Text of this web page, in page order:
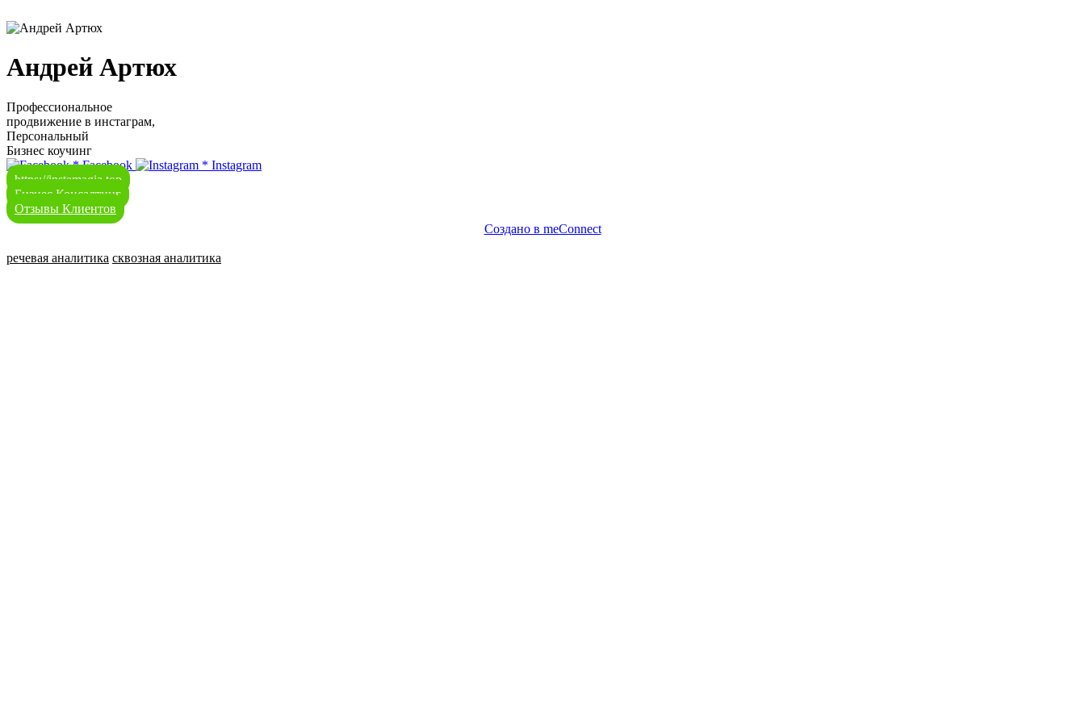
Андрей Артюх
Профессиональное
продвижение в инстаграм,
Персональный
Бизнес коучинг
* Facebook * Instagram
https://instamagia.top
Бизнес Консалтинг
Отзывы Клиентов
Создано в meConnect
речевая аналитика сквозная аналитика